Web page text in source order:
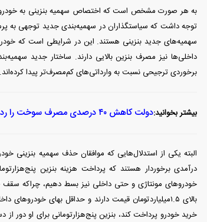
به هر صورت مشخص است که اختصاص سهمیه بنزینی به
توجه داشت که سیاستگذاران در سهمیه‌بندی جدید توجهی به
سهمیه‌های جدید بنزینی هستند. این در شرایطی است که
داخلی‌ها نیز مصرف بنزین بالایی دارند. ساختار جدید
برخوردی ترجیحی نسبت به وارداتی‌های کم‌مصرف‌تر پیدا کرده‌اند.
بیشتر بخوانید:دولت کاهش ۴۰ درصدی مصرف سوخت را رد کرد
البته یکی از استدلال‌هایی که موافقان حذف سهمیه بنزینی
درآمدی برخوردار هستند که پرداخت هزینه بنزین
خودرو‌های مونتاژی و حتی داخلی نیز بسط دهیم، چراکه سقف
خرید خودرو پرداخت کند، بنزین پنج‌هزارتومانی برای او دور از